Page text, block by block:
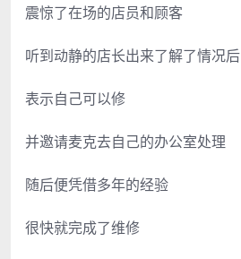
震惊了在场的店员和顾客
听到动静的店长出来了解了情况后
表示自己可以修
并邀请麦克去自己的办公室处理
随后便凭借多年的经验
很快就完成了维修